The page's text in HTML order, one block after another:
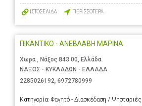
ΙΣΤΟΣΕΛΙΔΑ ΠΕΡΙΣΣΟΤΕΡΑ
ΠΙΚΑΝΤΙΚΟ - ΑΝΕΒΛΑΒΗ ΜΑΡΙΝΑ
Χωρα , Νάξος 843 00, Ελλάδα
ΝΑΞΟΣ - ΚΥΚΛΑΔΩΝ - ΕΛΛΑΔΑ
2285026192 6972780999
Κατηγορία: Φαγητό - Διασκέδαση / Ψησταριές